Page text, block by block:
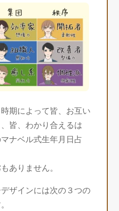
期によって皆、お互い
皆、わかり合えるは
ナベル式生年月日占
ありません。
ザインには次の３つの